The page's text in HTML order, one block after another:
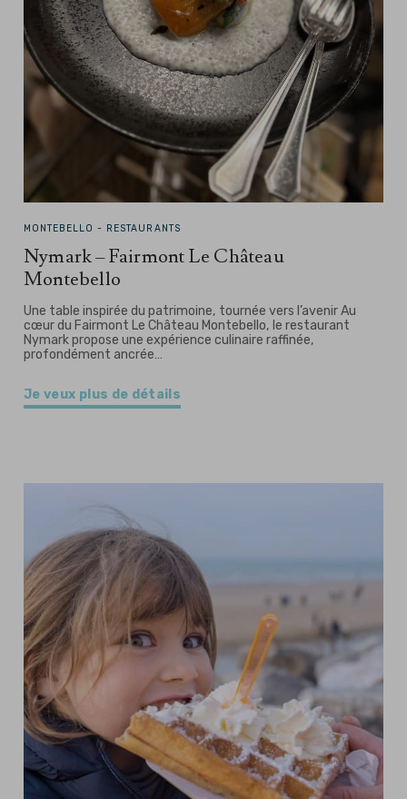
MONTEBELLO - RESTAURANTS
Nymark – Fairmont Le Château
Montebello
Une table inspirée du patrimoine, tournée vers l’avenir Au
cœur du Fairmont Le Château Montebello, le restaurant
Nymark propose une expérience culinaire raffinée,
profondément ancrée…
Je veux plus de détails